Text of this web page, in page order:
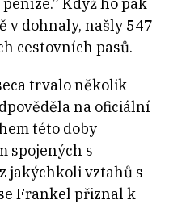
v dohnaly, našly 547
cestovních pasů.
trvalo několik
na oficiální
této doby
spojených s
jakýchkoli vztahů s
Frankel přiznal k